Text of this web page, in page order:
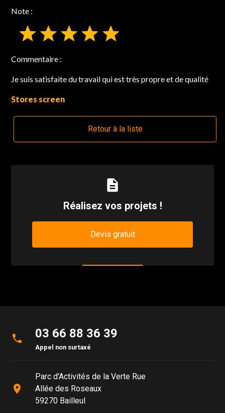
Note :
Commentaire :
Je suis satisfaite du travail qui est très propre et de qualité
Stores screen
Retour à la liste
description
Réalisez vos projets !
Devis gratuit
phone 03 66 88 36 39
Appel non surtaxé
place
Parc d'Activités de la Verte Rue
Allée des Roseaux
59270 Bailleul